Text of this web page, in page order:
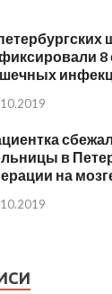
8
в
на